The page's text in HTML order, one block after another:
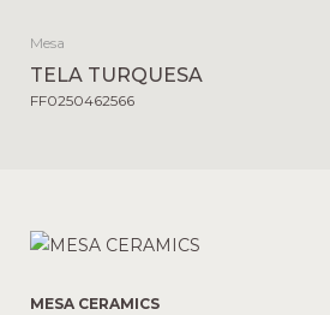
Mesa
TELA TURQUESA
FF0250462566
MESA CERAMICS